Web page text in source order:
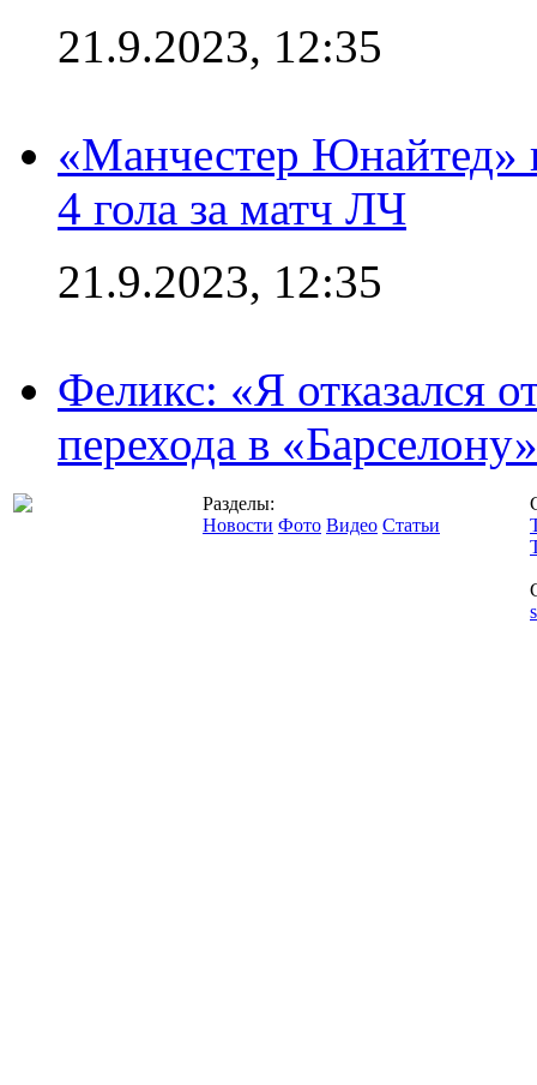
21.9.2023, 12:35
«Манчестер Юнайтед»
4 гола за матч ЛЧ
21.9.2023, 12:35
Феликс: «Я отказался
перехода в «Барселону»
Разделы:
Новости Фото Видео Статьи